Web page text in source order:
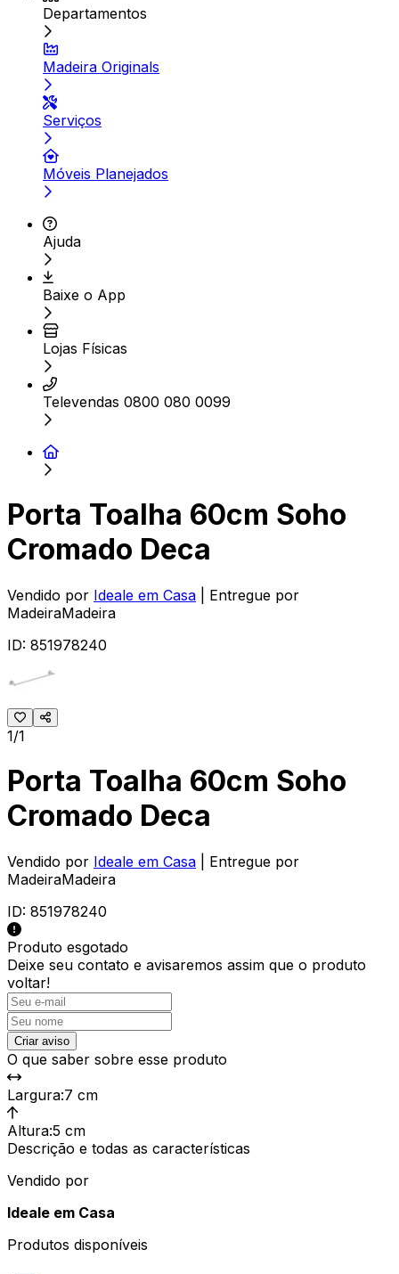
Departamentos
Madeira Originals
Serviços
Móveis Planejados
Ajuda
Baixe o App
Lojas Físicas
Televendas 0800 080 0099
Porta Toalha 60cm Soho
Cromado Deca
Vendido por Ideale em Casa
| Entregue por
MadeiraMadeira
ID: 851978240
1/1
Porta Toalha 60cm Soho
Cromado Deca
Vendido por Ideale em Casa
| Entregue por
MadeiraMadeira
ID: 851978240
Produto esgotado
Deixe seu contato e avisaremos assim que o produto
voltar!
Criar aviso
O que saber sobre esse produto
Largura:7 cm
Altura:5 cm
Descrição e todas as características
Vendido por
Ideale em Casa
Produtos disponíveis